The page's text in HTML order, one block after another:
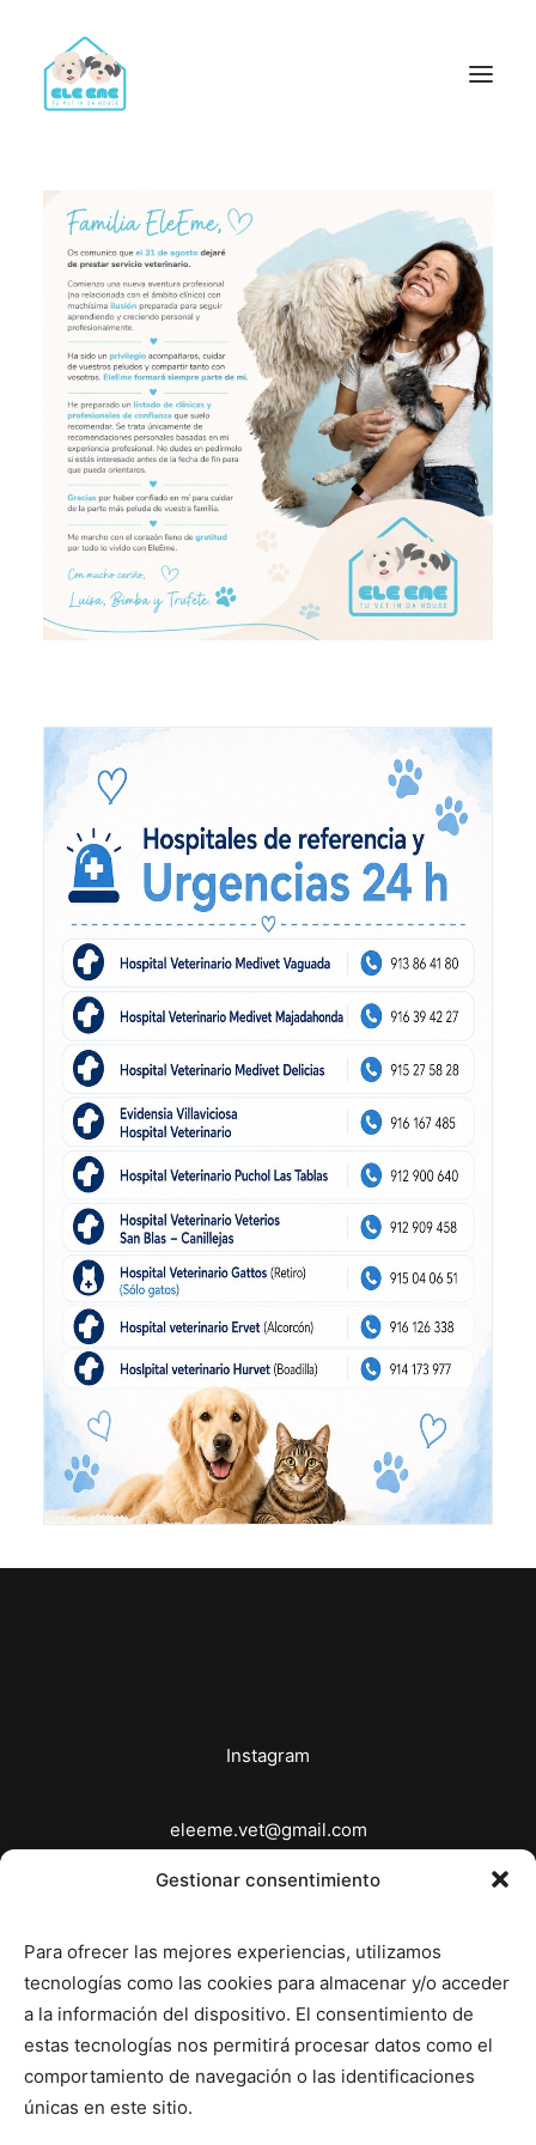
Gestionar consentimiento
Para ofrecer las mejores experiencias, utilizamos
tecnologías como las cookies para almacenar y/o acceder
a la información del dispositivo. El consentimiento de
estas tecnologías nos permitirá procesar datos como el
comportamiento de navegación o las identificaciones
únicas en este sitio.
Trámites y Certificados para Viajar con Perros y Gatos
Vacunación y Desparasitación
Consulta Veterinaria
Análisis Clínicos Veterinarios a Domicilio
Servicio de Ecografías y Ecocardiografías para perros y
Identificación y Documentación para Perros y Gatos
Radiografías, Cirugías, Endoscopias y Limpiezas Dentales
Certificados Oficiales de Salud y Certificados PPP
Eutanasia Humanitaria para Animales a Domicilio
Blog
Veterinaria.All rights reserved
Política de Privacidad
Política de Cookies
Instagram
eleeme.vet@gmail.com